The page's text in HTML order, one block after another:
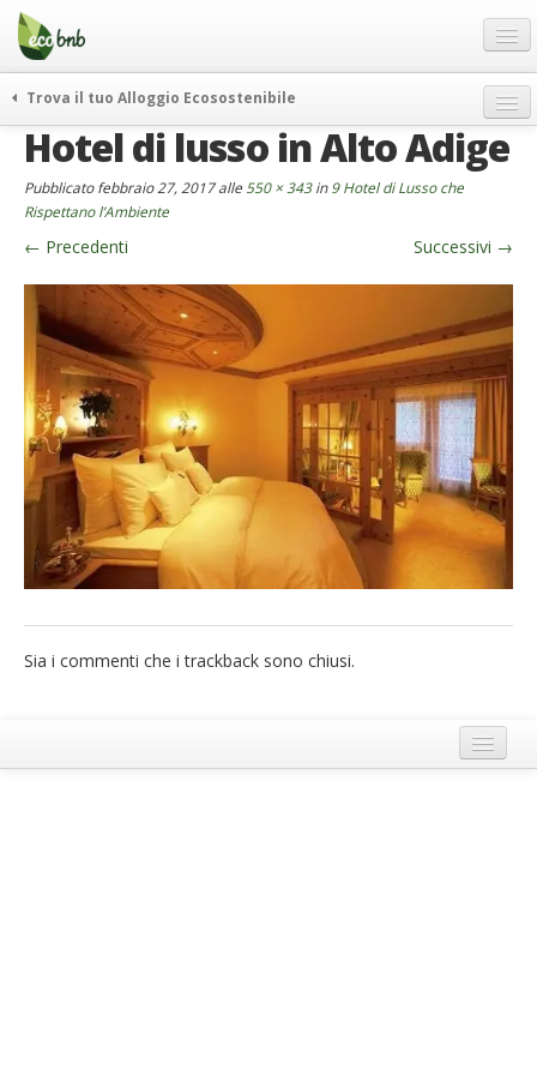
Menu
Salta
contenuto
Offerte Speciali
Regali
FAQ
Chi Siamo
Partner
Contatti
Italiano
German
English
Spanish
French
Italiano
Trova il tuo Alloggio Ecosostenibile
weekend green
curiosità
vivere e viaggiare verde
news ed eventi
ecohotel
rassegna stampa
Hotel di lusso in Alto Adige
Pubblicatofebbraio 27, 2017alle 550 × 343in 9 Hotel di Lusso che
Rispettano l’Ambiente
← Precedenti Successivi →
Sia i commenti che i trackback sono chiusi.